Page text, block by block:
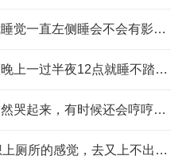
宝宝一直都在左边动，我睡觉一直左侧睡会不会有影响，现在她晚上一直动，我都是右侧睡，左侧睡不着
宝宝九个月了，最近几天晚上一过半夜12点就睡不踏实翻来覆去，半小时闹一次，那位宝妈知道是什么原因吗，谢谢
宝宝有时候睡着睡着就突然哭起来，有时候还会哼哼，特别是晚上，看着心疼，不知道你们的宝宝会不会这样
孕29周，这两天一直有想上厕所的感觉，去又上不出来，宝宝在里面一动就有种他快要踏一只脚出来的感觉